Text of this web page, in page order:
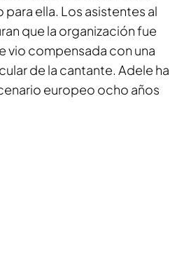
ella. Los asistentes al
que la organización fue
vio compensada con una
de la cantante. Adele ha
europeo ocho años